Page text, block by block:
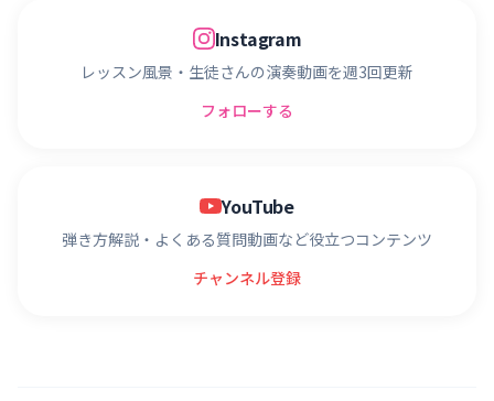
Instagram
レッスン風景・生徒さんの演奏動画を週3回更新
フォローする
YouTube
弾き方解説・よくある質問動画など役立つコンテンツ
チャンネル登録